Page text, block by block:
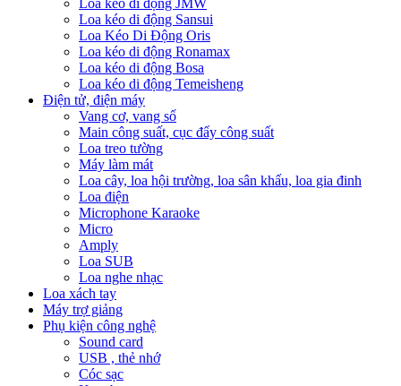
Loa kéo di động JMW
Loa kéo di động Sansui
Loa Kéo Di Động Oris
Loa kéo di động Ronamax
Loa kéo di động Bosa
Loa kéo di động Temeisheng
Điện tử, điện máy
Vang cơ, vang số
Main công suất, cục đẩy công suất
Loa treo tường
Máy làm mát
Loa cây, loa hội trường, loa sân khấu, loa gia đinh
Loa điện
Microphone Karaoke
Micro
Amply
Loa SUB
Loa nghe nhạc
Loa xách tay
Máy trợ giảng
Phụ kiện công nghệ
Sound card
USB , thẻ nhớ
Cóc sạc